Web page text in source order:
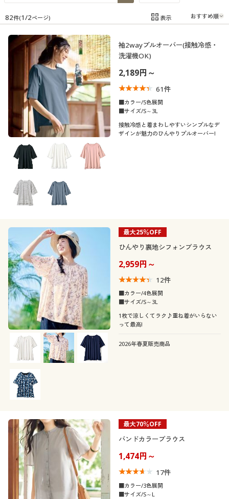
寝具・ベッド
カーテン・ラグ・ファブリック
美容・健康・サプリメント
制服・スクールすべて
制服・学生服
ジュニア・ティーンズ下着
大きいサイズ
大きいサイズ通販すべて
大きいサイズ レディース服
大きいサイズ レディース下着
大きいサイズ メンズ
大きいサイズ 事務・制服
バーゲン
バーゲンセール
シークレットセール
詳細検索
商品カテゴリ一覧
カタログ
カタログ・チラシからのご注文
デジタルカタログ
カタログ無料プレゼント
会員メニュー
マイページ
閲覧履歴
お気に入り
サポート
ご利用ガイド
在庫 在庫のある商品のみ表示
カテゴリ
口コミ
(5)
5L
カラー
こだわり条件
柄・デザイン
ボーダー チェック
フリル
花柄
クルーネック・丸首 スキッパー
七分袖 フレンチスリーブ
フレアスリーブ 半袖
素材
ナイロン
リネン・麻 シフォン
機能・特徴
ウォッシャブル(洗
ＵＶカット・紫外線
82件(1/2ページ) 表示
袖2wayプルオーバー(接触冷感・
洗濯機OK)
2,189円～
61件
■カラー/5色展開
■サイズ/S～3L
接触冷感と着まわしやすいシンプルなデ
ザインが魅力のひんやりプルオーバー!
最大25％OFF
ひんやり裏地シフォンブラウス
2,959円～
12件
■カラー/4色展開
■サイズ/S～3L
1枚で涼しくてラク♪重ね着がいらない
って最高!
2026年春夏販売商品
最大70％OFF
バンドカラーブラウス
1,474円～
17件
■カラー/3色展開
■サイズ/S～L